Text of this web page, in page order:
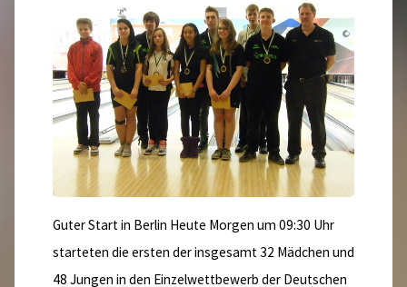
Guter Start in Berlin Heute Morgen um 09:30 Uhr
starteten die ersten der insgesamt 32 Mädchen und
48 Jungen in den Einzelwettbewerb der Deutschen